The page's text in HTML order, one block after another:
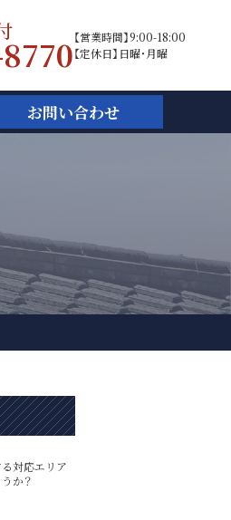
【営業時間】9:00-18:00
【定休日】日曜・月曜
お問い合わせ
対応エリア
か？